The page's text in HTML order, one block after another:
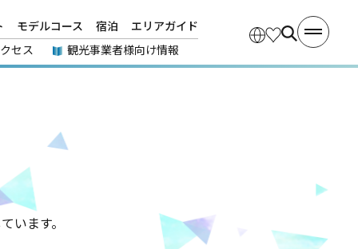
モデルコース 宿泊
エリアガイド
セス 観光事業者様向け情報
います。